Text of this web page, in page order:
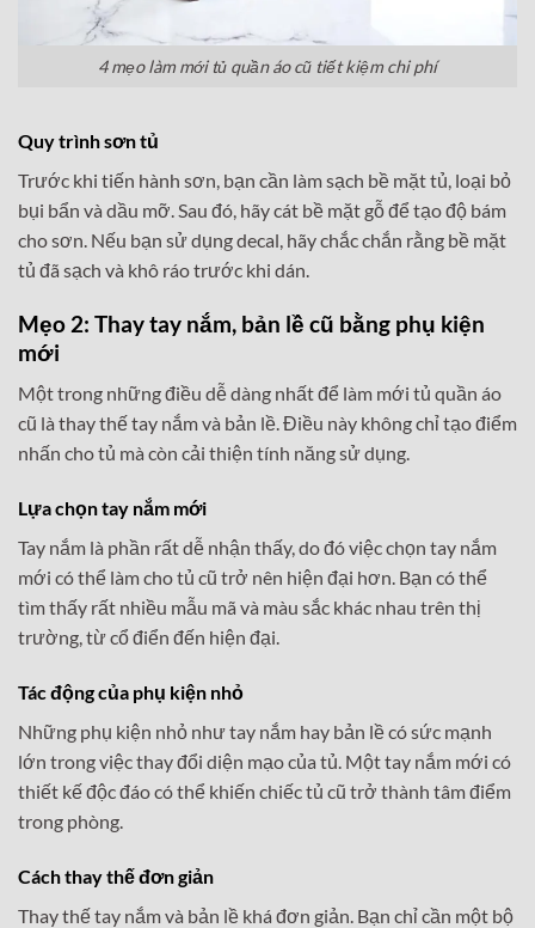
4 mẹo làm mới tủ quần áo cũ tiết kiệm chi phí
Quy trình sơn tủ
Trước khi tiến hành sơn, bạn cần làm sạch bề mặt tủ, loại bỏ
bụi bẩn và dầu mỡ. Sau đó, hãy cát bề mặt gỗ để tạo độ bám
cho sơn. Nếu bạn sử dụng decal, hãy chắc chắn rằng bề mặt
tủ đã sạch và khô ráo trước khi dán.
Mẹo 2: Thay tay nắm, bản lề cũ bằng phụ kiện
mới
Một trong những điều dễ dàng nhất để làm mới tủ quần áo
cũ là thay thế tay nắm và bản lề. Điều này không chỉ tạo điểm
nhấn cho tủ mà còn cải thiện tính năng sử dụng.
Lựa chọn tay nắm mới
Tay nắm là phần rất dễ nhận thấy, do đó việc chọn tay nắm
mới có thể làm cho tủ cũ trở nên hiện đại hơn. Bạn có thể
tìm thấy rất nhiều mẫu mã và màu sắc khác nhau trên thị
trường, từ cổ điển đến hiện đại.
Tác động của phụ kiện nhỏ
Những phụ kiện nhỏ như tay nắm hay bản lề có sức mạnh
lớn trong việc thay đổi diện mạo của tủ. Một tay nắm mới có
thiết kế độc đáo có thể khiến chiếc tủ cũ trở thành tâm điểm
trong phòng.
Cách thay thế đơn giản
Thay thế tay nắm và bản lề khá đơn giản. Bạn chỉ cần một bộ